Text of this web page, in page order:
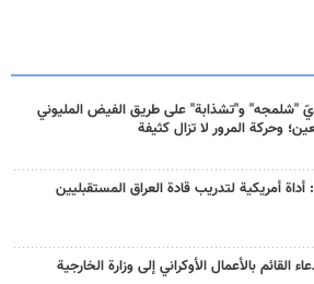
"شلمجه" و"تشذابة" على طريق الفيض المليوني
وحركة المرور لا تزال كثيفة
أداة أمريكية لتدريب قادة العراق المستقبليين
القائم بالأعمال الأوكراني إلى وزارة الخارجية